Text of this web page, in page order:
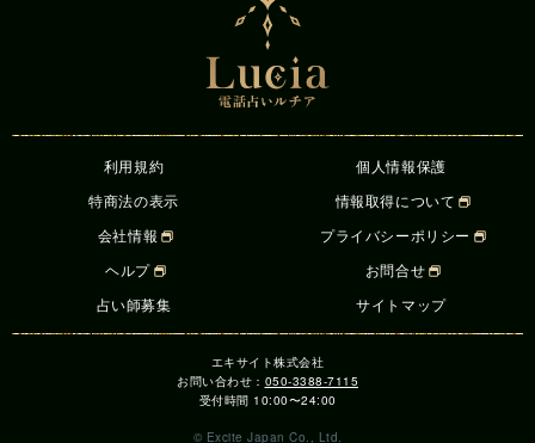
利用規約
個人情報保護
特商法の表示
情報取得について
会社情報
プライバシーポリシー
ヘルプ
お問合せ
占い師募集
サイトマップ
エキサイト株式会社
お問い合わせ： 050-3388-7115
受付時間 10:00〜24:00
© Excite Japan Co., Ltd.